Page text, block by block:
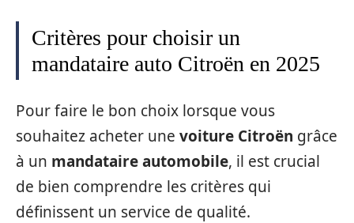
Critères pour choisir un
mandataire auto Citroën en 2025
Pour faire le bon choix lorsque vous
souhaitez acheter une voiture Citroën grâce
à un mandataire automobile, il est crucial
de bien comprendre les critères qui
définissent un service de qualité.